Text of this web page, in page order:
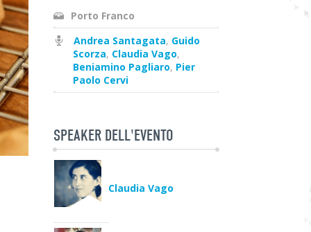
Porto Franco
Andrea Santagata, Guido
Scorza, Claudia Vago,
Beniamino Pagliaro, Pier
Paolo Cervi
SPEAKER DELL'EVENTO
Claudia Vago